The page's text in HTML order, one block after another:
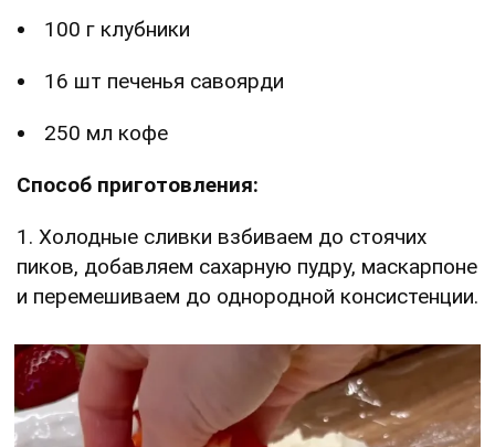
100 г клубники
16 шт печенья савоярди
250 мл кофе
Способ приготовления:
1. Холодные сливки взбиваем до стоячих
пиков, добавляем сахарную пудру, маскарпоне
и перемешиваем до однородной консистенции.